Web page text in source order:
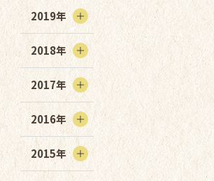
2019年
2018年
2017年
2016年
2015年